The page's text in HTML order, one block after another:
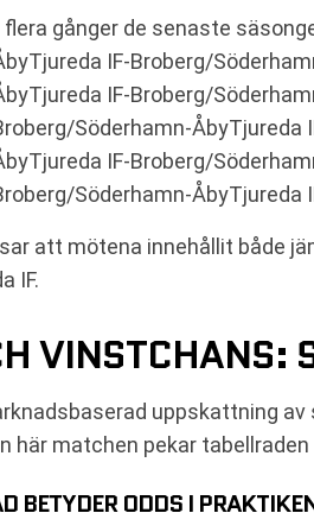
gånger de senaste
IF-Broberg/
IF-Broberg/
Söderhamn-ÅbyTjureda
IF-Broberg/
Söderhamn-ÅbyTjureda
att mötena innehållit både
IF.
VINSTCHANS:
uppskattning
här matchen pekar
BETYDER ODDS I